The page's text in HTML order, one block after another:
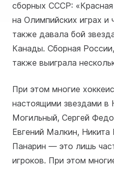
сборных СССР:
на Олимпийских играх и
также давала бой
Канады. Сборная
также выиграла
При этом многие
настоящими звездами в
Могильный, Сергей
Евгений Малкин, Никита
Панарин — это лишь
игроков. При этом